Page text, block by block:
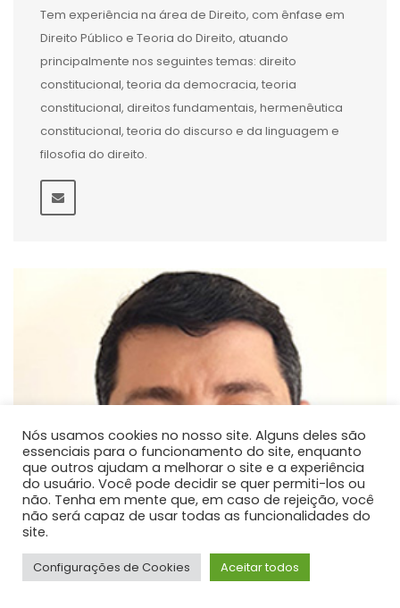
Tem experiência na área de Direito, com ênfase em
Direito Público e Teoria do Direito, atuando
principalmente nos seguintes temas: direito
constitucional, teoria da democracia, teoria
constitucional, direitos fundamentais, hermenêutica
constitucional, teoria do discurso e da linguagem e
filosofia do direito.
Nós usamos cookies no nosso site. Alguns deles são
essenciais para o funcionamento do site, enquanto
que outros ajudam a melhorar o site e a experiência
do usuário. Você pode decidir se quer permiti-los ou
não. Tenha em mente que, em caso de rejeição, você
não será capaz de usar todas as funcionalidades do
site.
Configurações de Cookies Aceitar todos